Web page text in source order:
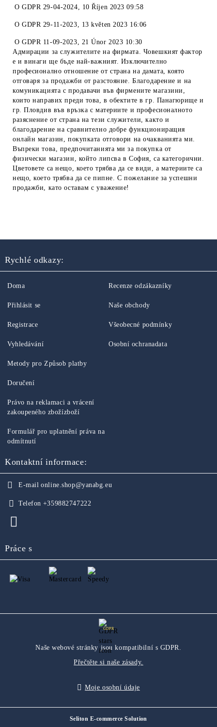
OGDPR 29-04-2024, 10 Říjen 2023 09:58
OGDPR 29-11-2023, 13 květen 2023 16:06
OGDPR 11-09-2023, 21 Únor 2023 10:30
Адмирации за служителите на фирмата. Човешкият фактор
е и винаги ще бъде най-важният. Изключително
професионално отношение от страна на дамата, която
отговаря за продажби от разстояние. Благодарение и на
комуникацията с продавачи във фирмените магазини,
които направих преди това, в обектите в гр. Панагюрище и
гр. Пловдив във връзка с материите и професионалното
разяснение от страна на тези служители, както и
благодарение на сравнително добре функциониращия
онлайн магазин, покупката отговори на очакванията ми.
Въпреки това, предпочитанията ми за покупка от
физически магазин, който липсва в София, са категорични.
Цветовете са нещо, което трябва да се види, а материите са
нещо, което трябва да се пипне. С пожелание за успешни
продажби, като оставам с уважение!
Rychlé odkazy:
Doma
Přihlásit se
Registrace
Vyhledávání
Recenze odzákazníky
Naše obchody
Všeobecné podmínky
Osobní ochranadata
Metody pro Způsob platby
Doručení
Právo na reklamaci a vrácení
zakoupeného zbožízboží
Formulář pro uplatnění práva na
odmítnutí
Kontaktní informace:
E-mail online.shop@yanabg.eu
Telefon +359882747222
Práce s
GDPR
Naše webové stránky jsou kompatibilní s GDPR.
Přečtěte si naše zásady.
Moje osobní údaje
Seliton E-commerce Solution